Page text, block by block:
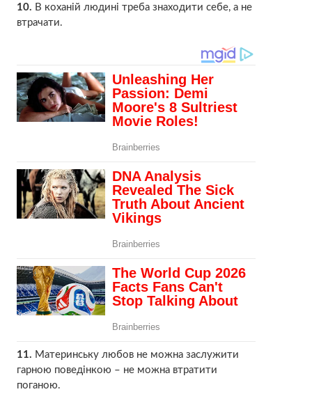
10. В коханій людині треба знаходити себе, а не
втрачати.
11. Материнську любов не можна заслужити
гарною поведінкою – не можна втратити
поганою.